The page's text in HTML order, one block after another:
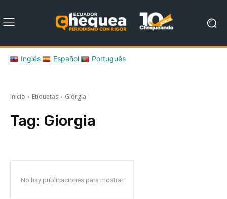
Inglés Español Português
Inicio Etiquetas Giorgia
Tag: Giorgia
No hay publicaciones para mostrar